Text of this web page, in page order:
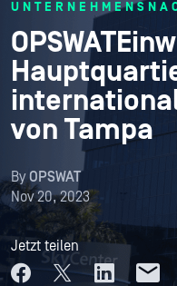
von Tampa
ByOPSWAT
Nov 20, 2023
Jetzt teilen